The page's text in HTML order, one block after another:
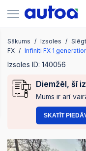
Sākums Izsoles
FX
Infiniti FX 1
Izsoles ID: 140056
Diemžēl, šī
Mums ir arī
SKATĪT